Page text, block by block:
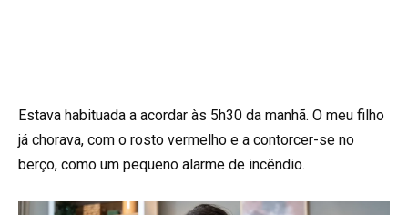
Estava habituada a acordar às 5h30 da manhã. O meu filho
já chorava, com o rosto vermelho e a contorcer-se no
berço, como um pequeno alarme de incêndio.